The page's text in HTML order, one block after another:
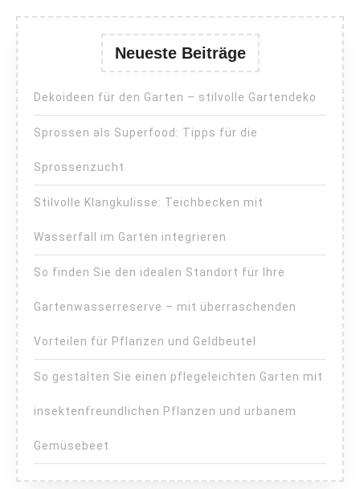
Neueste Beiträge
Dekoideen für den Garten – stilvolle Gartendeko
Sprossen als Superfood: Tipps für die
Sprossenzucht
Stilvolle Klangkulisse: Teichbecken mit
Wasserfall im Garten integrieren
So finden Sie den idealen Standort für Ihre
Gartenwasserreserve – mit überraschenden
Vorteilen für Pflanzen und Geldbeutel
So gestalten Sie einen pflegeleichten Garten mit
insektenfreundlichen Pflanzen und urbanem
Gemüsebeet